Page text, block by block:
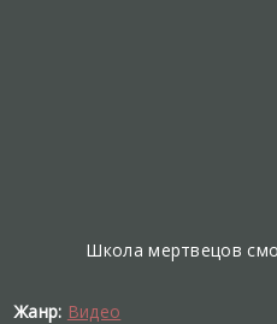
Школа мертвецов
Жанр: Видео